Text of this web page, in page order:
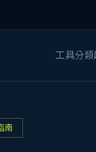
工具分類
南